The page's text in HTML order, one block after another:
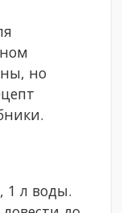
но
1 л воды.